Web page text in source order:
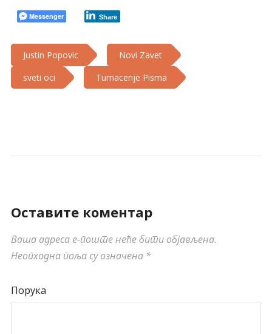
Messenger Share
Justin Popovic
Novi Zavet
sveti oci
Tumacenje Pisma
Оставите коментар
Ваша адреса е-поште неће бити објављена.
Неопходна поља су означена *
Порука